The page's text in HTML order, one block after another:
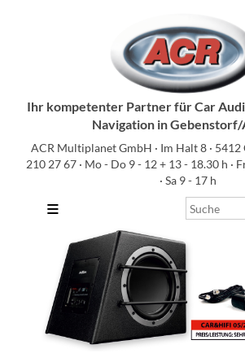
Ihr kompetenter Partner für Car
Navigation in Gebenstorf/
ACR Multiplanet GmbH · Im Halt 8 · 5412
210 27 67 · Mo - Do 9 - 12 + 13 - 18.30 h ·
· Sa 9 - 17 h
≡